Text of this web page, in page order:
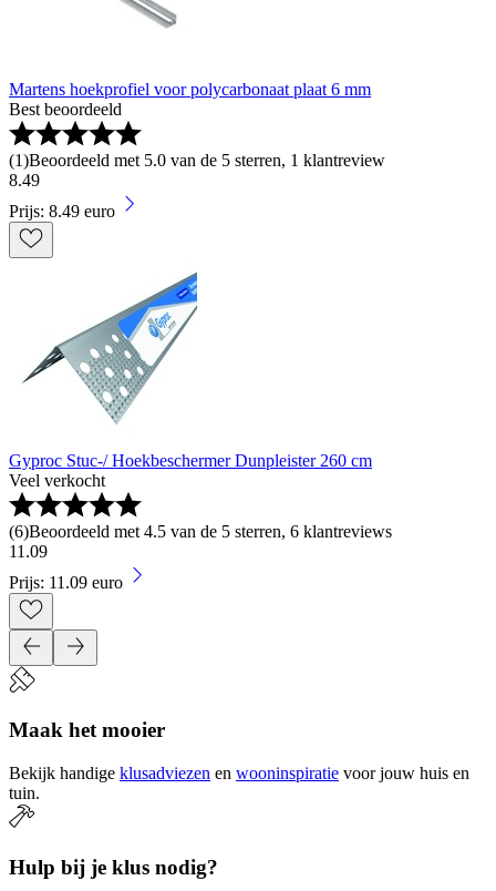
Martens hoekprofiel voor polycarbonaat plaat 6 mm
Best beoordeeld
(1)Beoordeeld met 5.0 van de 5 sterren, 1 klantreview
8.49
Prijs: 8.49 euro
Gyproc Stuc-/ Hoekbeschermer Dunpleister 260 cm
Veel verkocht
(6)Beoordeeld met 4.5 van de 5 sterren, 6 klantreviews
11 .09
Prijs: 11.09 euro
Maak het mooier
Bekijk handige klusadviezen en wooninspiratie voor jouw huis en
tuin.
Hulp bij je klus nodig?